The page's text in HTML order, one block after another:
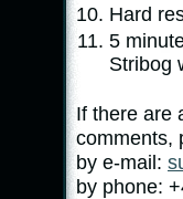
Hard
5
Stribog
If there are
comments,
by e-mail:
by phone: